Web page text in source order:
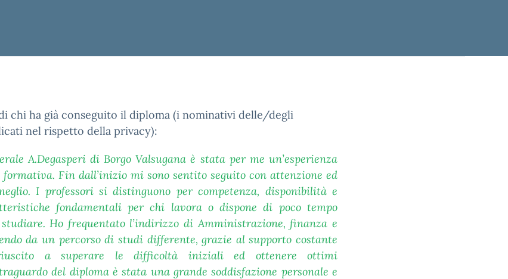
chi ha già conseguito il diploma (i nominativi delle/degli
nel rispetto della privacy):
A.Degasperi di Borgo Valsugana è stata per me un’esperienza
Fin dall’inizio mi sono sentito seguito con attenzione ed
I professori si distinguono per competenza, disponibilità e
fondamentali per chi lavora o dispone di poco tempo
Ho frequentato l’indirizzo di Amministrazione, finanza e
da un percorso di studi differente, grazie al supporto costante
a superare le difficoltà iniziali ed ottenere ottimi
del diploma è stata una grande soddisfazione personale e